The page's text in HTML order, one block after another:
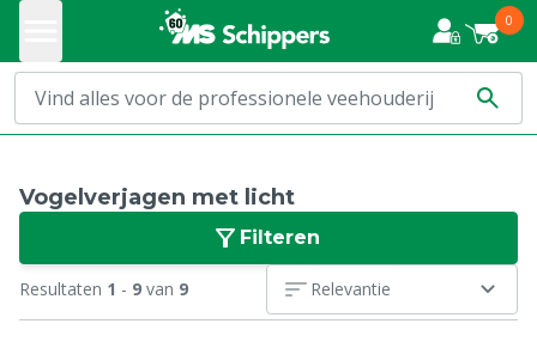
0
Vogelverjagen met licht
Filteren
Resultaten 1 - 9 van 9 Relevantie